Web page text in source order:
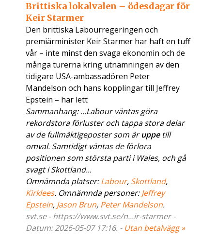
Brittiska lokalvalen – ödesdagar för
Keir Starmer
Den brittiska Labourregeringen och
premiärminister Keir Starmer har haft en tuff
vår – inte minst den svaga ekonomin och de
många turerna kring utnämningen av den
tidigare USA-ambassadören Peter
Mandelson och hans kopplingar till Jeffrey
Epstein – har lett
Sammanhang: ...Labour väntas göra
rekordstora förluster och tappa stora delar
av de fullmäktigeposter som äruppetill
omval. Samtidigt väntas de förlora
positionen som största parti i Wales, och gå
svagt i Skottland...
Omnämnda platser:Labour, Skottland,
Kirklees. Omnämnda personer:Jeffrey
Epstein, Jason Brun, Peter Mandelson.
svt.se - https://www.svt.se/n...ir-starmer -
Datum: 2026-05-07 17:16. - Utan betalvägg »